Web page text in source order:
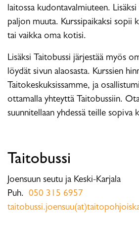
laitossa kudontavalmiuteen.
paljon muuta. Kurssipaikaksi sopii
tai vaikka oma kotisi.
Lisäksi Taitobussi järjestää myös
löydät sivun alaosasta. Kurssien
Taitokeskuksissamme, ja
ottamalla yhteyttä Taitobussiin.
suunnitellaan yhdessä teille sopiva
Taitobussi
Joensuun seutu ja Keski-Karjala
Puh. 050 315 6957